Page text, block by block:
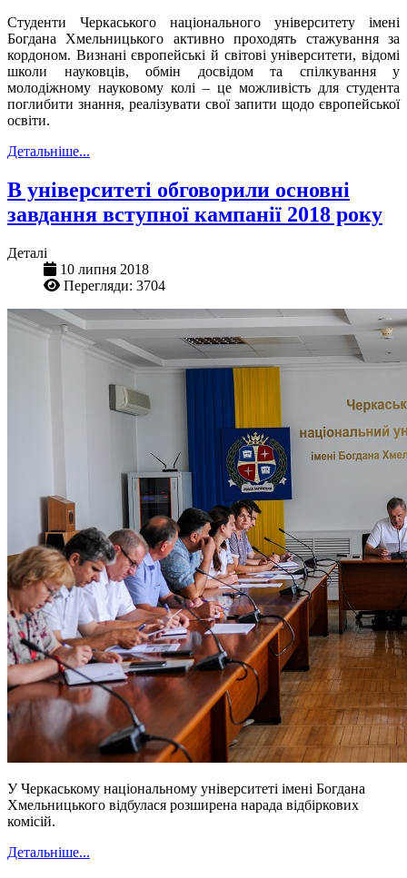
Студенти Черкаського національного університету імені
Богдана Хмельницького активно проходять стажування за
кордоном. Визнані європейські й світові університети, відомі
школи науковців, обмін досвідом та спілкування у
молодіжному науковому колі – це можливість для студента
поглибити знання, реалізувати свої запити щодо європейської
освіти.
Детальніше...
В університеті обговорили основні
завдання вступної кампанії 2018 року
Деталі
10 липня 2018
Перегляди: 3704
У Черкаському національному університеті імені Богдана
Хмельницького відбулася розширена нарада відбіркових
комісій.
Детальніше...